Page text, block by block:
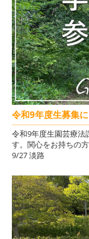
令和9年度生募集
令和9年度生園芸療法
す。関心をお持ちの
9/27 淡路